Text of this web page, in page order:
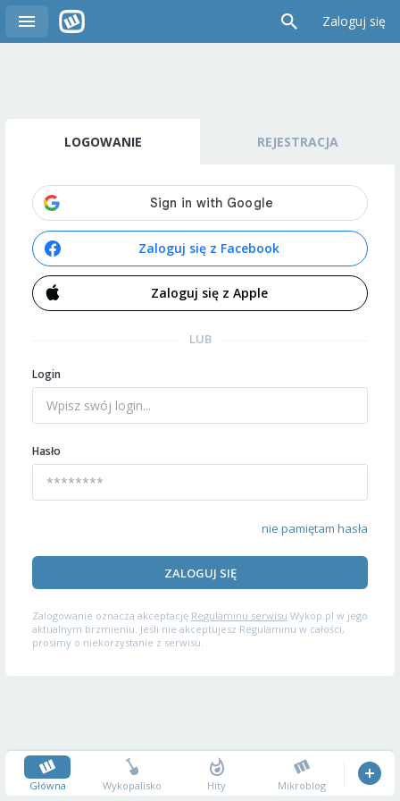
Zaloguj się
LOGOWANIE REJESTRACJA
Zaloguj się z Facebook
Zaloguj się z Apple
LUB
Login
Hasło
nie pamiętam hasła
ZALOGUJ SIĘ
Zalogowanie oznacza akceptację Regulaminu serwisu Wykop.pl w jego
aktualnym brzmieniu. Jeśli nie akceptujesz Regulaminu w całości,
prosimy o niekorzystanie z serwisu.
Główna Wykopalisko Hity Mikroblog